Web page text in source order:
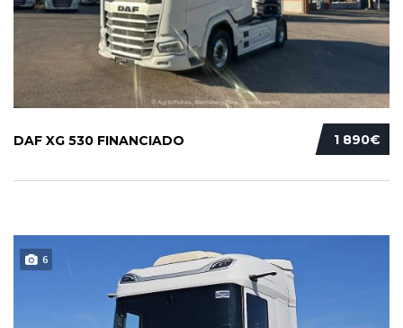
1 890€
DAF XG 530 FINANCIADO
6